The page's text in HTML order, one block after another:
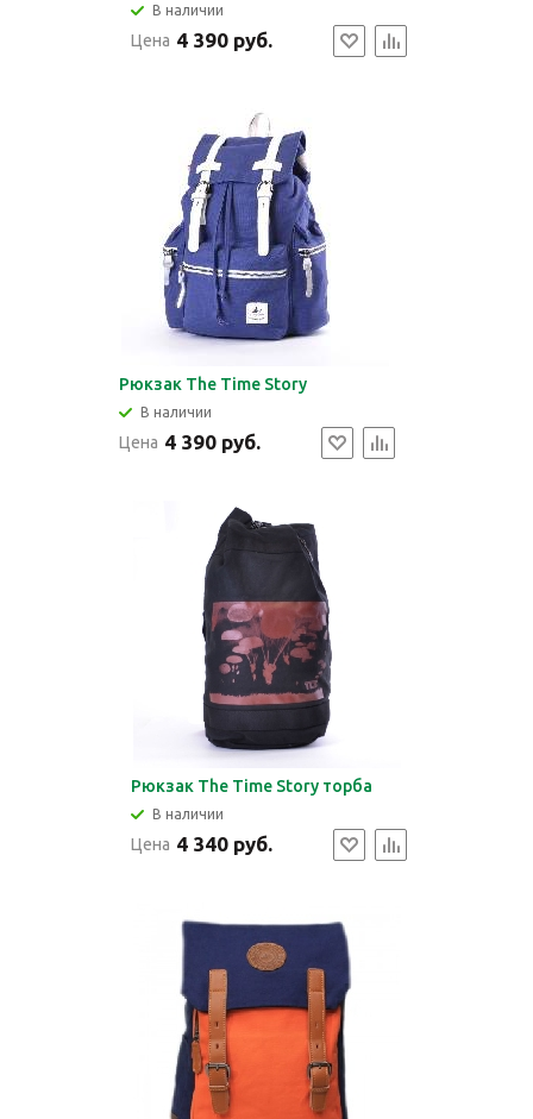
В наличии
Цена 4 390 руб.
Рюкзак The Time Story
В наличии
Цена 4 390 руб.
Рюкзак The Time Story торба
В наличии
Цена 4 340 руб.